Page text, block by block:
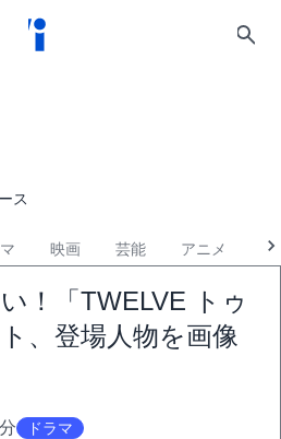
ス
映画 芸能 アニメ
！「TWELVE トゥ
、登場人物を画像
ドラマ